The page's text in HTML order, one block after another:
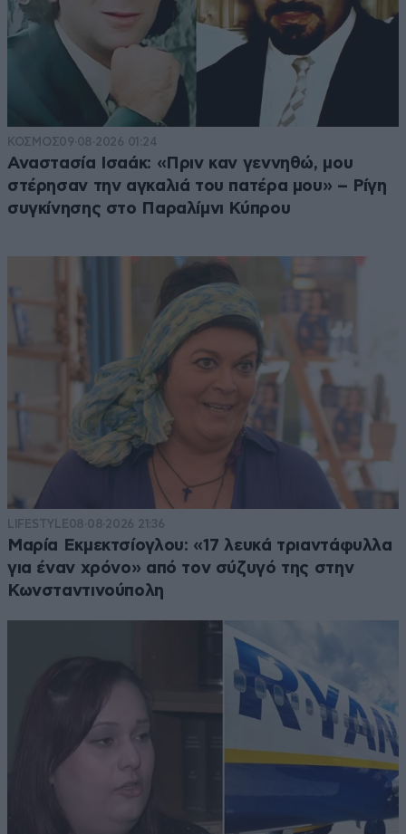
ΚΟΣΜΟΣ09·08·2026 01:24
Αναστασία Ισαάκ: «Πριν καν γεννηθώ, μου
στέρησαν την αγκαλιά του πατέρα μου» – Ρίγη
συγκίνησης στο Παραλίμνι Κύπρου
LIFESTYLE08·08·2026 21:36
Μαρία Εκμεκτσίογλου: «17 λευκά τριαντάφυλλα
για έναν χρόνο» από τον σύζυγό της στην
Κωνσταντινούπολη